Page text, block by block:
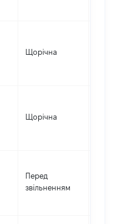
Щорічна
Щорічна
Перед
звільненням